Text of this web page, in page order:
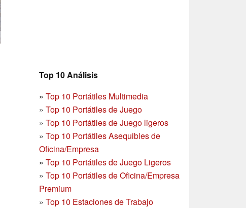
Top 10 Análisis
» Top 10 Portátiles Multimedia
» Top 10 Portátiles de Juego
» Top 10 Portátiles de Juego ligeros
» Top 10 Portátiles Asequibles de
Oficina/Empresa
» Top 10 Portátiles de Juego Ligeros
» Top 10 Portátiles de Oficina/Empresa
Premium
» Top 10 Estaciones de Trabajo